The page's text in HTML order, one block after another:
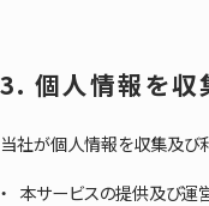
3. 個人情報を収
当社が個人情報を収集及び
本サービスの提供及び運